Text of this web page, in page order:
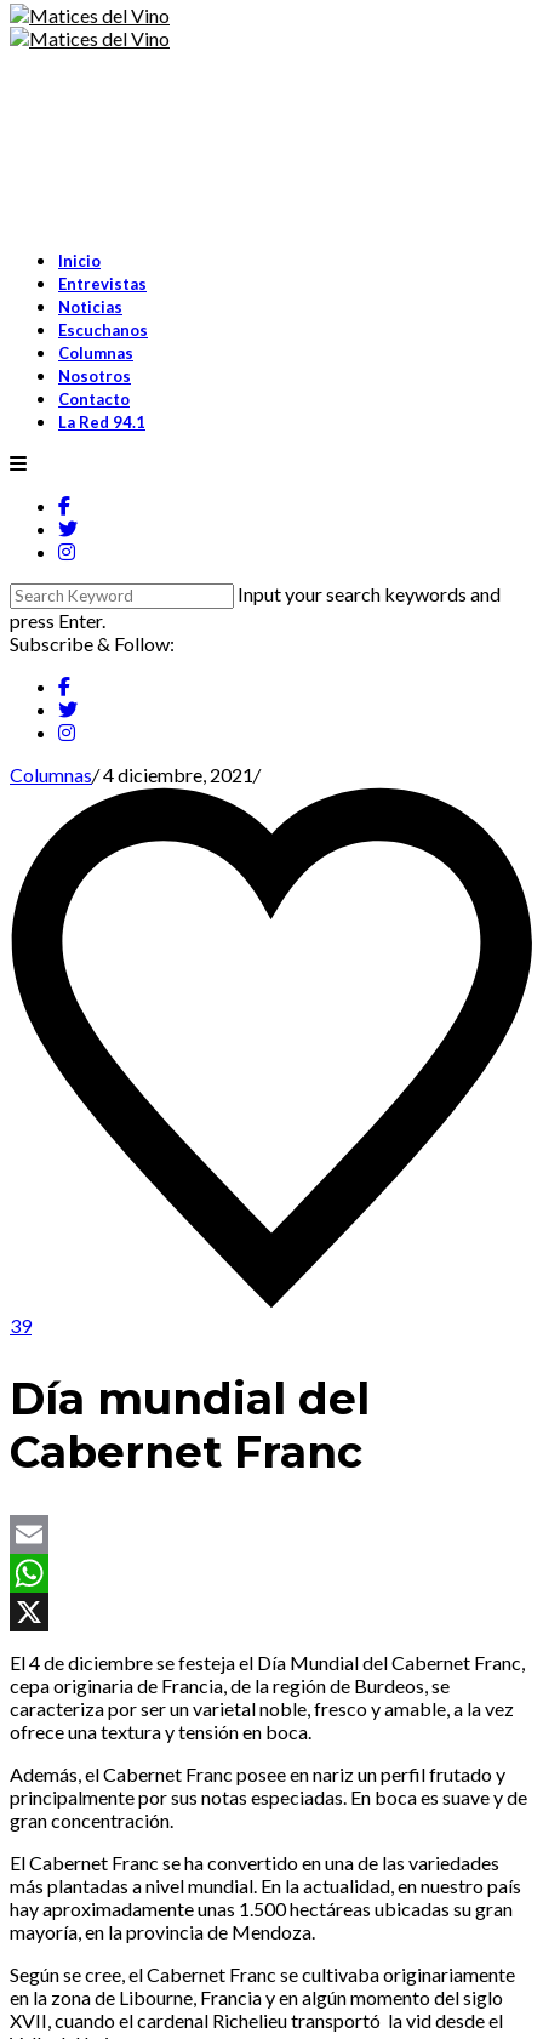
Inicio
Entrevistas
Noticias
Escuchanos
Columnas
Nosotros
Contacto
La Red 94.1
Input your search keywords and
press Enter.
Subscribe & Follow:
Columnas/4 diciembre, 2021/
39
Día mundial del
Cabernet Franc
Email
WhatsApp
El 4 de diciembre se festeja el Día Mundial del Cabernet Franc,
cepa originaria de Francia, de la región de Burdeos, se
caracteriza por ser un varietal noble, fresco y amable, a la vez
ofrece una textura y tensión en boca.
Además, el Cabernet Franc posee en nariz un perfil frutado y
principalmente por sus notas especiadas. En boca es suave y de
gran concentración.
El Cabernet Franc se ha convertido en una de las variedades
más plantadas a nivel mundial. En la actualidad, en nuestro país
hay aproximadamente unas 1.500 hectáreas ubicadas su gran
mayoría, en la provincia de Mendoza.
Según se cree, el Cabernet Franc se cultivaba originariamente
en la zona de Libourne, Francia y en algún momento del siglo
XVII, cuando el cardenal Richelieu transportó la vid desde el